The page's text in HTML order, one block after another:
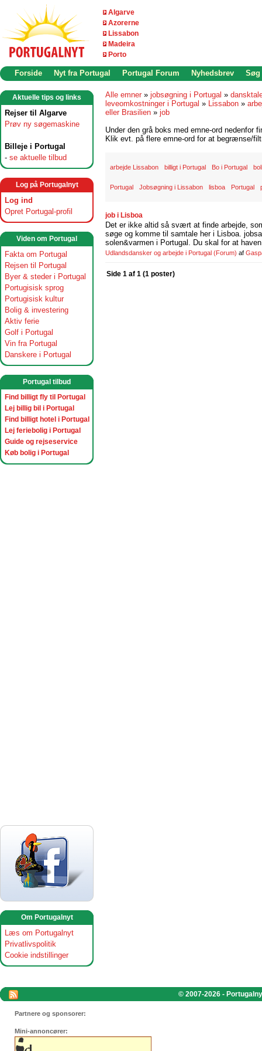
Algarve
Azorerne
Lissabon
Madeira
Porto
Forside Nyt fra Portugal Portugal Forum Nyhedsbrev Søg
Aktuelle tips og links
Rejser til Algarve
Prøv ny søgemaskine
Billeje i Portugal
- se aktuelle tilbud
Log på Portugalnyt
Log ind
Opret Portugal-profil
Viden om Portugal
Fakta om Portugal
Rejsen til Portugal
Byer & steder i Portugal
Portugisisk sprog
Portugisisk kultur
Bolig & investering
Aktiv ferie
Golf i Portugal
Vin fra Portugal
Danskere i Portugal
Portugal tilbud
Find billigt fly til Portugal
Lej billig bil i Portugal
Find billigt hotel i Portugal
Lej feriebolig i Portugal
Guide og rejseservice
Køb bolig i Portugal
Om Portugalnyt
Læs om Portugalnyt
Privatlivspolitik
Cookie indstillinger
Alle emner » jobsøgning i Portugal »
leveomkostninger i Portugal » Lissabon »
eller Brasilien » job
Under den grå boks med emne-ord nedenfor
Klik evt. på flere emne-ord for at begrænse/
arbejde Lissabon billigt i Portugal Bo i Portugal
Portugal Jobsøgning i Lissabon lisboa Portugal
job i Lisboa
Det er ikke altid så svært at finde arbejde,
søge og komme til samtale her i Lisboa.
solen&varmen i Portugal. Du skal for at
Udlandsdansker og arbejde i Portugal (Forum) af
Side 1 af 1 (1 poster)
© 2007-2026 -
Partnere og sponsorer:
Mini-annoncører: